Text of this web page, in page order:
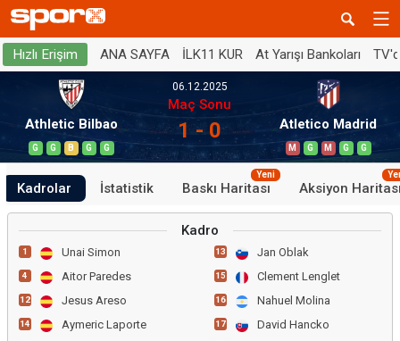
Hızlı Erişim ANA SAYFA İLK11 KUR At Yarışı Bankoları
Athletic Bilbao
G G B G G
06.12.2025
Maç Sonu
1 - 0 Atletico Madrid
M G M G G
Kadrolar İstatistik Baskı Haritası
Yeni
Aksiyon
Kadro
1 Unai Simon
4 Aitor Paredes
12 Jesus Areso
14 Aymeric Laporte
13 Jan Oblak
15 Clement Lenglet
16 Nahuel Molina
17 David Hancko